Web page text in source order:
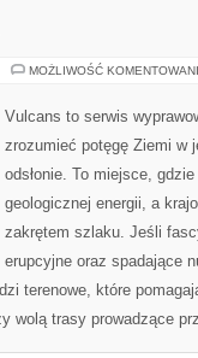
MOŻLIWOŚĆ
Vulcans to serwis
zrozumieć potęgę Ziemi w
odsłonie. To miejsce,
geologicznej energii, a
zakrętem szlaku. Jeśli
erupcyjne oraz spadające
terenowe, które
wolą trasy prowadzące